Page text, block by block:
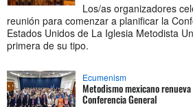
Los/as organizadores
reunión para comenzar a planificar la
Estados Unidos de La Iglesia Metodista
primera de su tipo.
Ecumenism
Metodismo mexicano
Conferencia General